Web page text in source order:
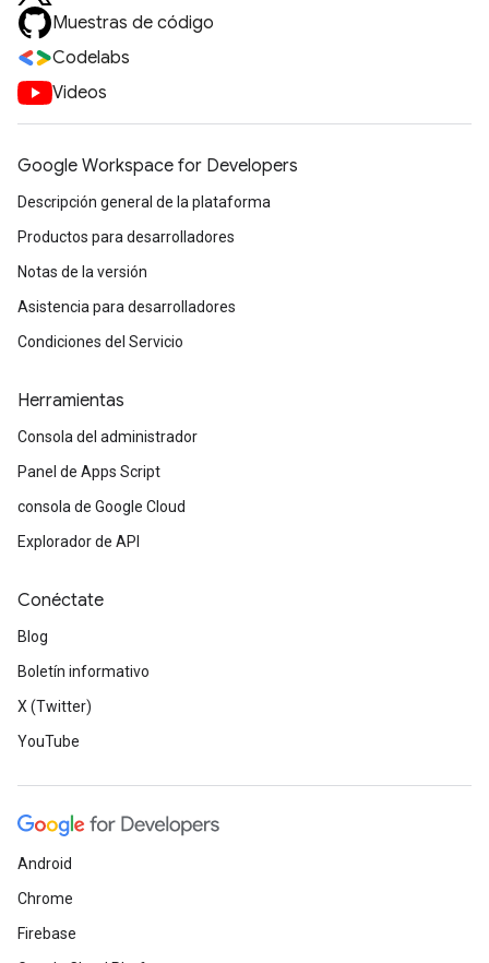
Muestras de código
Codelabs
Videos
Google Workspace for Developers
Descripción general de la plataforma
Productos para desarrolladores
Notas de la versión
Asistencia para desarrolladores
Condiciones del Servicio
Herramientas
Consola del administrador
Panel de Apps Script
consola de Google Cloud
Explorador de API
Conéctate
Blog
Boletín informativo
X (Twitter)
YouTube
Android
Chrome
Firebase